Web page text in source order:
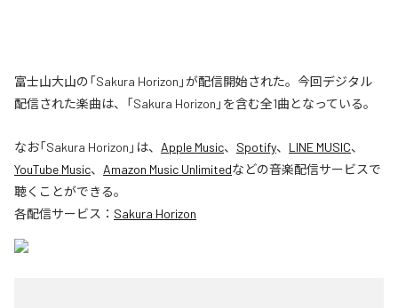
富士山大山の「Sakura Horizon」が配信開始された。今回デジタル
配信された楽曲は、「Sakura Horizon」を含む全1曲となっている。
なお「Sakura Horizon 」は、 Apple Music、 Spotify、 LINE MUSIC、
YouTube Music、 Amazon Music Unlimitedなどの音楽配信サービスで
聴くことができる。
各配信サービス： Sakura Horizon